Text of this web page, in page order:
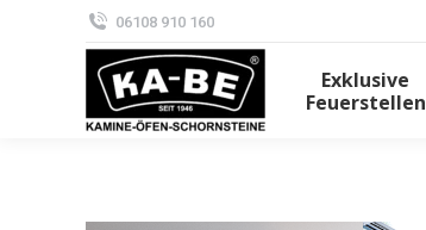
06108 910 160
Exklusive
Feuerstellen